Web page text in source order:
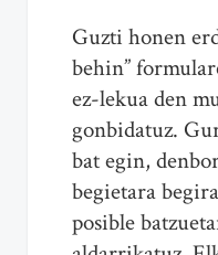
Guzti honen
behin”
ez-lekua den
gonbidatuz.
bat egin,
begietara
posible